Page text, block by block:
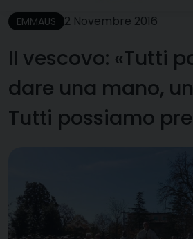
EMMAUS 2 Novembre 2016
Il vescovo: «Tutti
dare una mano,
Tutti possiamo